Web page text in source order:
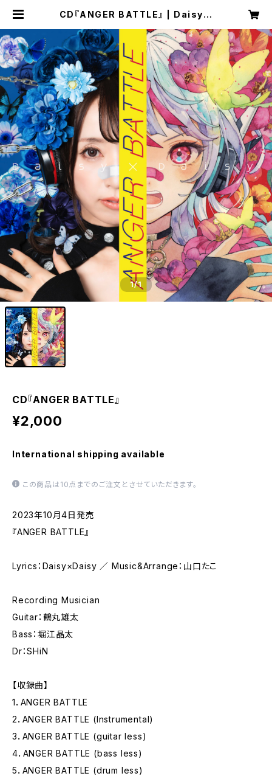
CD『ANGER BATTLE』 | Daisy ×
1/1
CD『ANGER BATTLE』
¥2,000
International shipping available
この商品は10点までのご注文とさせていただきます。
2023年10月4日発売
『ANGER BATTLE』
Lyrics：Daisy×Daisy ／ Music&Arrange：山口たこ
Recording Musician
Guitar：鶴丸雄太
Bass：堀江晶太
Dr：SHiN
【収録曲】
1．ANGER BATTLE
2．ANGER BATTLE (Instrumental)
3．ANGER BATTLE (guitar less)
4．ANGER BATTLE (bass less)
5．ANGER BATTLE (drum less)